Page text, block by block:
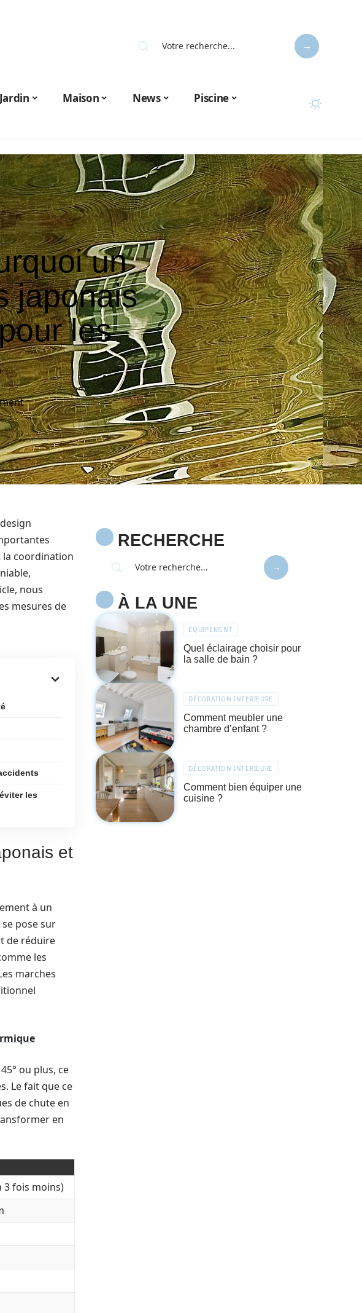
Jardin Maison News
Piscine
un
japonais
les
coordination
nous
mesures de
les
et
à un
pose sur
de réduire
les
marches
ou plus, ce
Le fait que ce
de chute en
en
3 fois moins)
RECHERCHE
À LA UNE
EQUIPEMENT
Quel éclairage choisir pour
la salle de bain ?
DÉCORATION INTERIEURE
Comment meubler une
chambre d’enfant ?
DÉCORATION INTERIEURE
Comment bien équiper une
cuisine ?